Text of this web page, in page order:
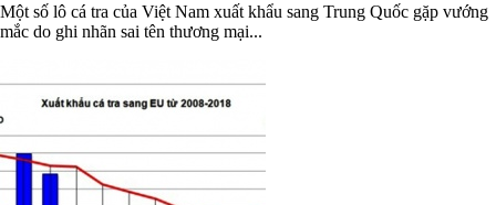
Một số lô cá tra của Việt Nam xuất khẩu sang Trung Quốc gặp vướng
mắc do ghi nhãn sai tên thương mại...